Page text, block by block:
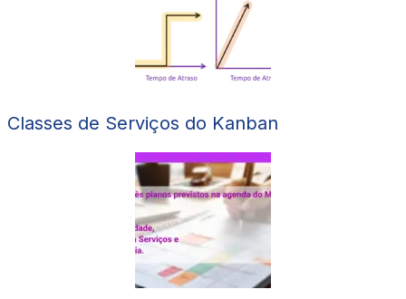
Classes de Serviços do Kanban